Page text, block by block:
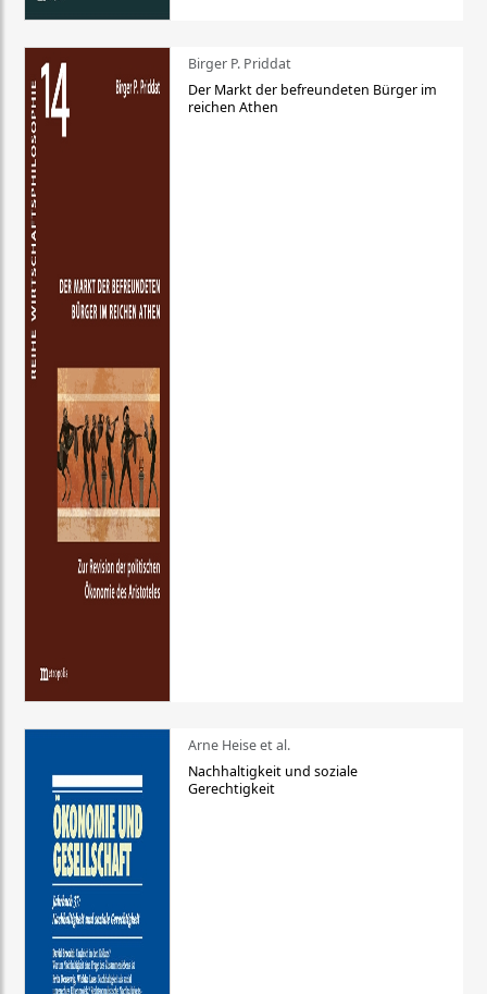
Birger P. Priddat
Der Markt der befreundeten Bürger im
reichen Athen
Arne Heise et al.
Nachhaltigkeit und soziale
Gerechtigkeit